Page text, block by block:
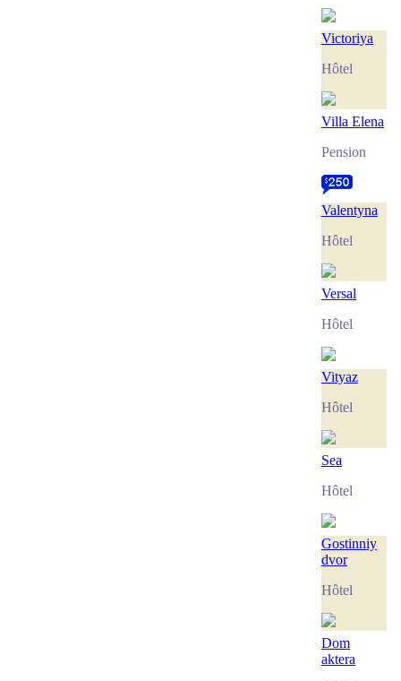
Victoriya
Hôtel
Villa Elena
Pension
Valentyna
Hôtel
Versal
Hôtel
Vityaz
Hôtel
Sea
Hôtel
Gostinniy
dvor
Hôtel
Dom
aktera